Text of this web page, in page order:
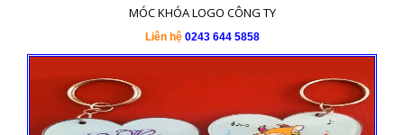
MÓC KHÓA LOGO CÔNG TY
Liên hệ 0243 644 5858